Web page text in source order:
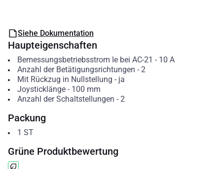
Siehe Dokumentation
Haupteigenschaften
Bemessungsbetriebsstrom Ie bei AC-21 - 10 A
Anzahl der Betätigungsrichtungen - 2
Mit Rückzug in Nullstellung - ja
Joysticklänge- 100 mm
Anzahl der Schaltstellungen - 2
Packung
1 ST
Grüne Produktbewertung